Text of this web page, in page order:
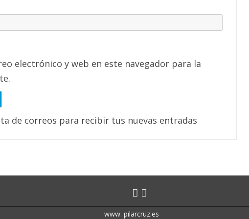
electrónico y web en este navegador para la
de correos para recibir tus nuevas entradas
www. pilarcruz.es